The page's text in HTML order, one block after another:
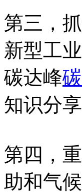
第三，
新型工
碳达峰
知识分享
第四，
助和气